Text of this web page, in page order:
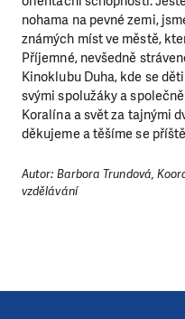
nohama na pevné zemi,
známých míst ve městě,
Příjemné, nevšedně
Kinoklubu Duha, kde se
svými spolužáky a
Koralína a svět za tajnými
děkujeme a těšíme se
Autor: Barbora Trundová,
vzdělávání